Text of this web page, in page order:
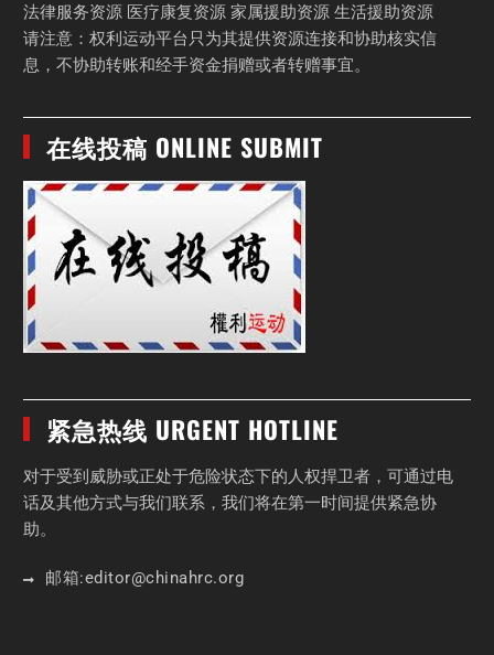
法律服务资源 医疗康复资源 家属援助资源 生活援助资源
请注意：权利运动平台只为其提供资源连接和协助核实信
息，不协助转账和经手资金捐赠或者转赠事宜。
在线投稿 ONLINE SUBMIT
紧急热线 URGENT HOTLINE
对于受到威胁或正处于危险状态下的人权捍卫者，可通过电
话及其他方式与我们联系，我们将在第一时间提供紧急协
助。
邮箱:editor@chinahrc.org